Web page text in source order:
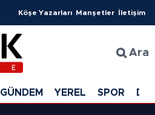
Köşe Yazarları Manşetler İletişim
Ara
GÜNDEM YEREL SPOR